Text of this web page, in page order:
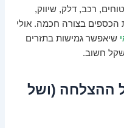
רכב, דלק, שיווק,
הכספים בצורה חכמה. אולי
שיאפשר גמישות בתזרים
חשוב.
ההצלחה (ושל